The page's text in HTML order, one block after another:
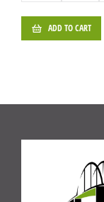
ADD TO CART